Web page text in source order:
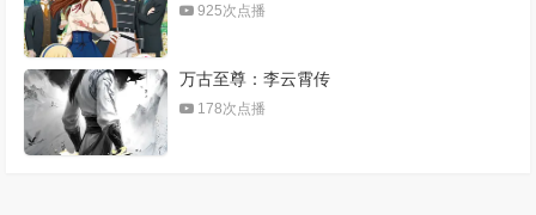
925次点播
万古至尊：李云霄传
178次点播